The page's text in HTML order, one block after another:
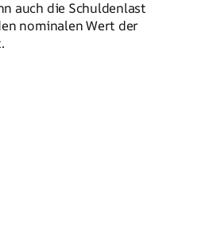
auch die Schuldenlast
nominalen Wert der